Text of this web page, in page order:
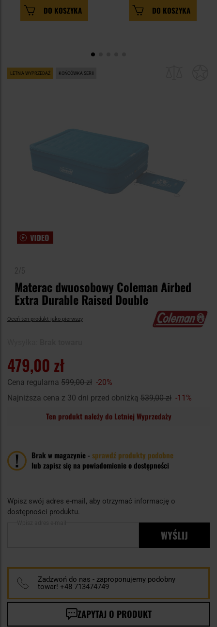
DO KOSZYKA DO KOSZYKA
LETNIA WYPRZEDAŻ KOŃCÓWKA SERII
Materac dwuosobowy Coleman Airbed
Extra Durable Raised Double
Oceń ten produkt jako pierwszy
479,00 zł
Cena regularna 599,00 zł -20%
Najniższa cena z 30 dni przed obniżką 539,00 zł -11%
Ten produkt należy do Letniej Wyprzedaży
Brak w magazynie -sprawdź produkty podobne
lub zapisz się na powiadomienie o dostępności
Wpisz swój adres e-mail, aby otrzymać informację o
dostępności produktu.
WYŚLIJ
Zadzwoń do nas - zaproponujemy podobny
towar! +48 713474749
ZAPYTAJ O PRODUKT